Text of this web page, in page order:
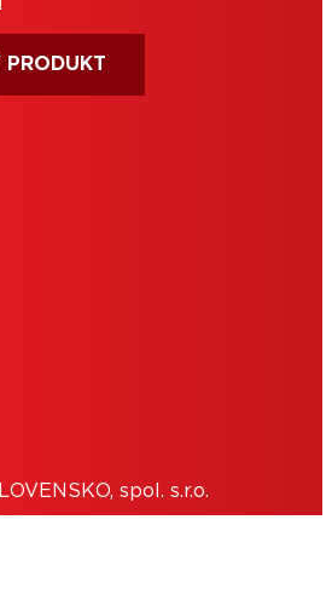
PRODUKT
spol. s.r.o.